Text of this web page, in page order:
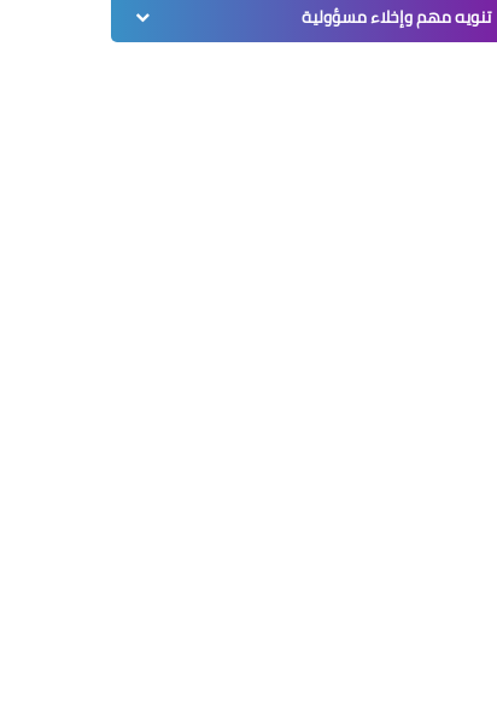
تنويه مهم وإخلاء مسؤولية